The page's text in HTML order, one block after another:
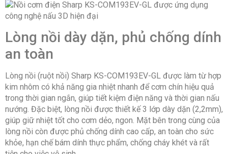
Lòng nồi dày dặn, phủ chống dính
an toàn
Lòng nồi (ruột nồi) Sharp KS-COM193EV-GL được làm từ hợp
kim nhôm có khả năng gia nhiệt nhanh để cơm chín hiệu quả
trong thời gian ngắn, giúp tiết kiệm điện năng và thời gian nấu
nướng. Đặc biệt, lòng nồi được thiết kế 3 lớp dày dặn (2,2mm),
giúp giữ nhiệt tốt cho cơm dẻo, ngon. Mặt bên trong cùng của
lòng nồi còn được phủ chống dính cao cấp, an toàn cho sức
khỏe, hạn chế bám dính thực phẩm, chống cháy khét và rất